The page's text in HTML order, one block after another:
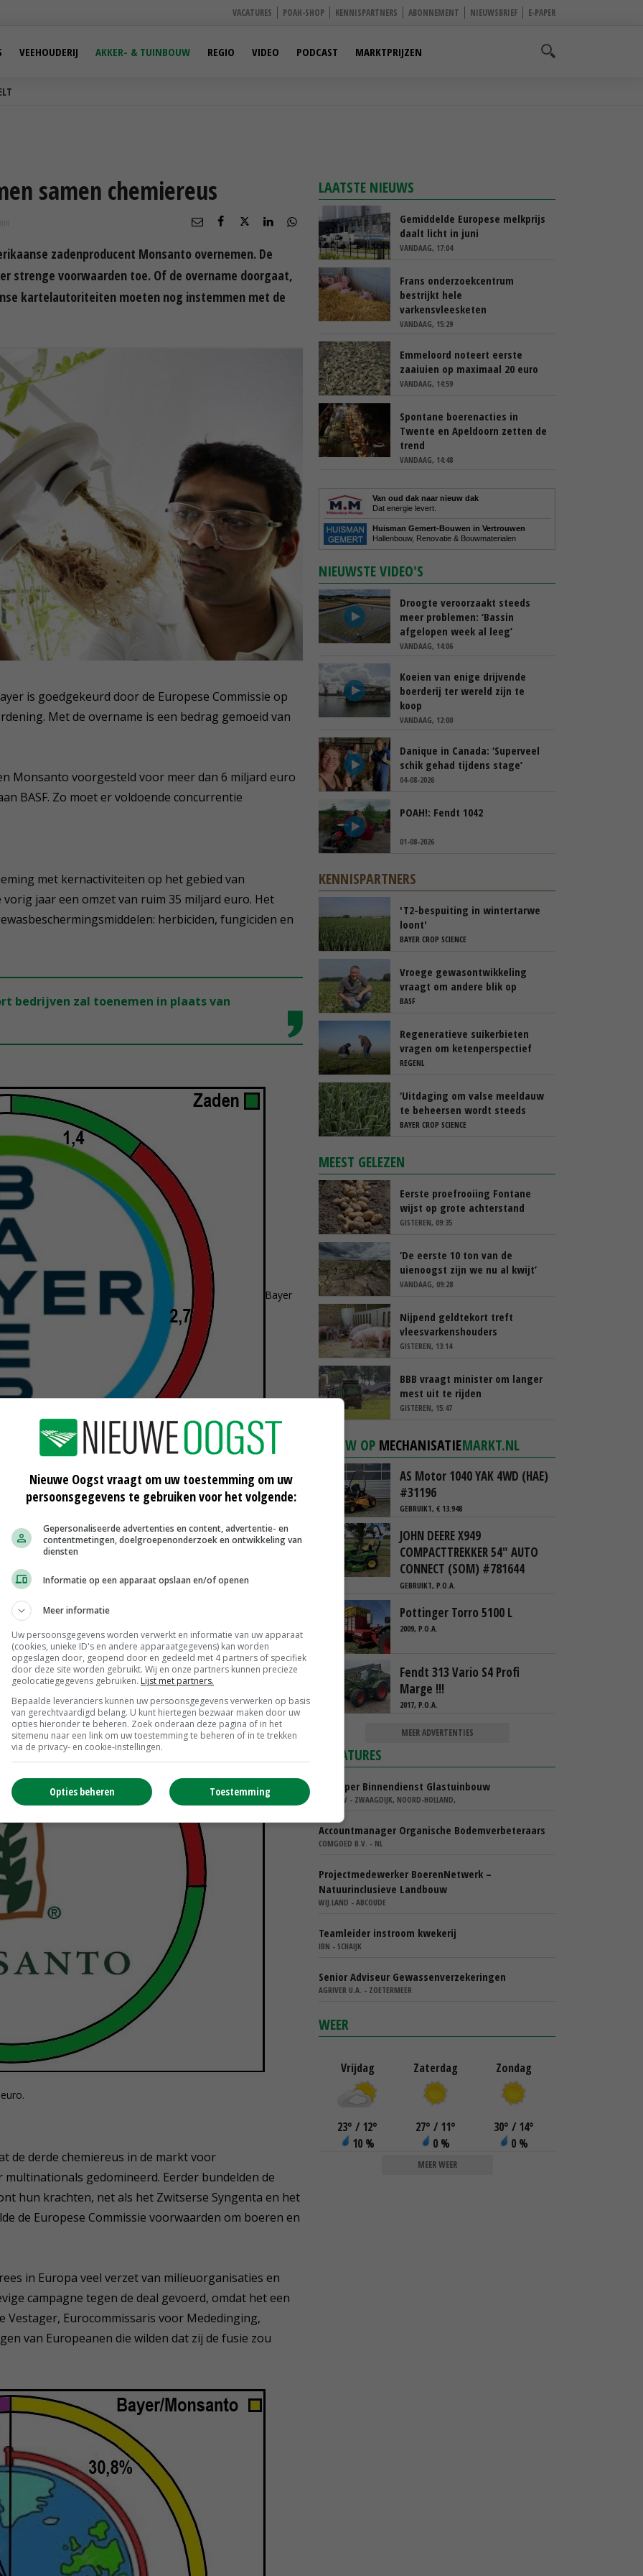
VACATURES POAH-SHOP KENNISPARTNERS ABONNEMENT NIEUWSBRIEF E-PAPER
VEEHOUDERIJ AKKER- & TUINBOUW REGIO VIDEO PODCAST MARKTPRIJZEN
samen chemiereus
zadenproducent Monsanto overnemen. De
strenge voorwaarden toe. Of de overname doorgaat,
kartelautoriteiten moeten nog instemmen met de
is goedgekeurd door de Europese Commissie op
Met de overname is een bedrag gemoeid van
Monsanto voorgesteld voor meer dan 6 miljard euro
BASF. Zo moet er voldoende concurrentie
met kernactiviteiten op het gebied van
jaar een omzet van ruim 35 miljard euro. Het
herbiciden, fungiciden en
bedrijven zal toenemen in plaats van
Bayer
euro.
dit moment vooral in het nieuws met het
jaar een omzet van zo'n 12 miljard euro. Het bedrijf
Qua omzet is dat niet de belangrijkste activiteit.
de derde chemiereus in de markt voor
gedomineerd. Eerder bundelden de
hun krachten, net als het Zwitserse Syngenta en het
de Europese Commissie voorwaarden om boeren en
in Europa veel verzet van milieuorganisaties en
campagne tegen de deal gevoerd, omdat het een
Eurocommissaris voor Mededinging,
van Europeanen die wilden dat zij de fusie zou
LAATSTE NIEUWS
Gemiddelde Europese melkprijs
daalt licht in juni
VANDAAG, 17:04
Frans onderzoekcentrum
bestrijkt hele
varkensvleesketen
VANDAAG, 15:29
Emmeloord noteert eerste
zaaiuien op maximaal 20 euro
VANDAAG, 14:59
Spontane boerenacties in
Twente en Apeldoorn zetten de
trend
VANDAAG, 14:48
Van oud dak naar nieuw dak
Dat energie levert.
Huisman Gemert-Bouwen in Vertrouwen
Hallenbouw, Renovatie & Bouwmaterialen
NIEUWSTE VIDEO'S
Droogte veroorzaakt steeds
meer problemen: ‘Bassin
afgelopen week al leeg’
VANDAAG, 14:06
Koeien van enige drijvende
boerderij ter wereld zijn te
koop
VANDAAG, 12:00
Danique in Canada: ‘Superveel
schik gehad tijdens stage’
04-08-2026
POAH!: Fendt 1042
01-08-2026
KENNISPARTNERS
'T2-bespuiting in wintertarwe
loont'
BAYER CROP SCIENCE
Vroege gewasontwikkeling
vraagt om andere blik op
cercospora
BASF
Regeneratieve suikerbieten
vragen om ketenperspectief
REGENL
‘Uitdaging om valse meeldauw
te beheersen wordt steeds
groter’
BAYER CROP SCIENCE
MEEST GELEZEN
Eerste proefrooiing Fontane
wijst op grote achterstand
GISTEREN, 09:35
‘De eerste 10 ton van de
uienoogst zijn we nu al kwijt’
VANDAAG, 09:28
Nijpend geldtekort treft
vleesvarkenshouders
GISTEREN, 13:14
BBB vraagt minister om langer
mest uit te rijden
GISTEREN, 15:47
NIEUW OP MECHANISATIEMARKT.NL
AS Motor 1040 YAK 4WD (HAE)
#31196
GEBRUIKT, € 13.948
JOHN DEERE X949
COMPACTTREKKER 54" AUTO
CONNECT (SOM) #781644
GEBRUIKT, P.O.A.
Pottinger Torro 5100 L
2009, P.O.A.
Fendt 313 Vario S4 Profi
Marge !!!
2017, P.O.A.
MEER ADVERTENTIES
VACATURES
Verkoper Binnendienst Glastuinbouw
KARO BV - ZWAAGDIJK, NOORD-HOLLAND,
Accountmanager Organische Bodemverbeteraars
COMGOED B.V. - NL
Projectmedewerker BoerenNetwerk –
Natuurinclusieve Landbouw
WIJ.LAND - ABCOUDE
Teamleider instroom kwekerij
IBN - SCHAIJK
Senior Adviseur Gewassenverzekeringen
AGRIVER U.A. - ZOETERMEER
WEER
Vrijdag
23° / 12°
10 %
Zaterdag
27° / 11°
0 %
Zondag
30° / 14°
0 %
MEER WEER
Nieuwe Oogst vraagt om uw toestemming om uw
persoonsgegevens te gebruiken voor het volgende:
Gepersonaliseerde advertenties en content, advertentie- en
contentmetingen, doelgroepenonderzoek en ontwikkeling van
diensten
Informatie op een apparaat opslaan en/of openen
Meer informatie
Uw persoonsgegevens worden verwerkt en informatie van uw apparaat
(cookies, unieke ID's en andere apparaatgegevens) kan worden
opgeslagen door, geopend door en gedeeld met 4 partners of specifiek
door deze site worden gebruikt. Wij en onze partners kunnen precieze
geolocatiegegevens gebruiken. Lijst met partners.
Bepaalde leveranciers kunnen uw persoonsgegevens verwerken op basis
van gerechtvaardigd belang. U kunt hiertegen bezwaar maken door uw
opties hieronder te beheren. Zoek onderaan deze pagina of in het
sitemenu naar een link om uw toestemming te beheren of in te trekken
via de privacy- en cookie-instellingen.
Toestemming
Opties beheren